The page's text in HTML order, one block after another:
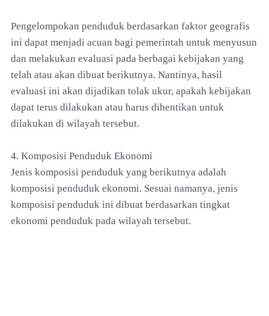
Pengelompokan penduduk berdasarkan faktor geografis
ini dapat menjadi acuan bagi pemerintah untuk menyusun
dan melakukan evaluasi pada berbagai kebijakan yang
telah atau akan dibuat berikutnya. Nantinya, hasil
evaluasi ini akan dijadikan tolak ukur, apakah kebijakan
dapat terus dilakukan atau harus dihentikan untuk
dilakukan di wilayah tersebut.
4. Komposisi Penduduk Ekonomi
Jenis komposisi penduduk yang berikutnya adalah
komposisi penduduk ekonomi. Sesuai namanya, jenis
komposisi penduduk ini dibuat berdasarkan tingkat
ekonomi penduduk pada wilayah tersebut.